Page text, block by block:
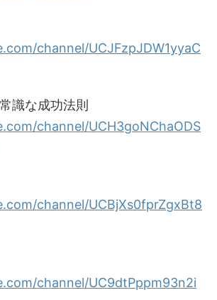
channel/UCJFzpJDW1yyaC
識な成功法則
channel/UCH3goNChaODS
channel/UCBjXs0fprZgxBt8
channel/UC9dtPppm93n2i